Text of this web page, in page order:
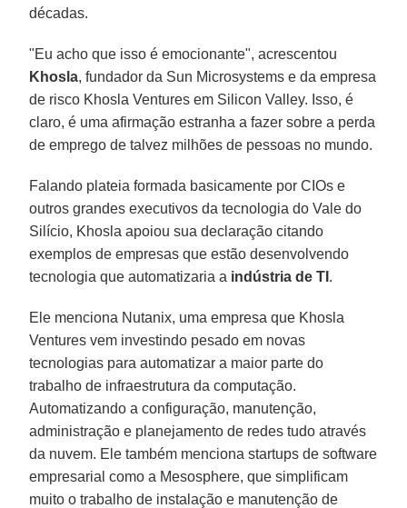
décadas.
"Eu acho que isso é emocionante", acrescentou
Khosla, fundador da Sun Microsystems e da empresa
de risco Khosla Ventures em Silicon Valley. Isso, é
claro, é uma afirmação estranha a fazer sobre a perda
de emprego de talvez milhões de pessoas no mundo.
Falando plateia formada basicamente por CIOs e
outros grandes executivos da tecnologia do Vale do
Silício, Khosla apoiou sua declaração citando
exemplos de empresas que estão desenvolvendo
tecnologia que automatizaria a indústria de TI .
Ele menciona Nutanix, uma empresa que Khosla
Ventures vem investindo pesado em novas
tecnologias para automatizar a maior parte do
trabalho de infraestrutura da computação.
Automatizando a configuração, manutenção,
administração e planejamento de redes tudo através
da nuvem. Ele também menciona startups de software
empresarial como a Mesosphere, que simplificam
muito o trabalho de instalação e manutenção de